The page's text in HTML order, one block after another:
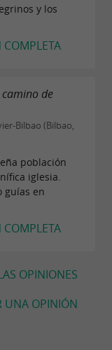
y los
COMPLETA
de
Bilbao (Bilbao,
población
iglesia.
guías en
COMPLETA
OPINIONES
UNA OPINIÓN